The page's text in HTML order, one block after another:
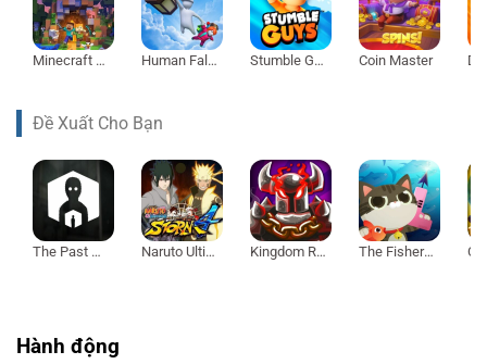
Minecraft 1.21 Human Fall Flat Stumble Guys Coin Master
Đề Xuất Cho Bạn
The Past Within Naruto Ultimate Ninja Storm 4 Kingdom Rush Vengeance The Fishercat
Hành động